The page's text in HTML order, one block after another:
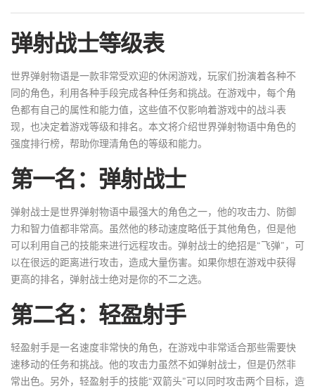
弹射战士等级表
世界弹射物语是一款非常受欢迎的休闲游戏，玩家们扮演着各种不
同的角色，利用各种手段完成各种任务和挑战。在游戏中，每个角
色都有自己的属性和能力值，这些值不仅影响着游戏中的战斗表
现，也决定着游戏等级和排名。本文将介绍世界弹射物语中角色的
强度排行榜，帮助你理清角色的等级和能力。
第一名：弹射战士
弹射战士是世界弹射物语中最强大的角色之一，他的攻击力、防御
力和智力值都非常高。虽然他的移动速度略低于其他角色，但是他
可以利用自己的技能来进行远程攻击。弹射战士的绝招是“飞弹”，可
以在很远的距离进行攻击，造成大量伤害。如果你想在游戏中获得
更高的排名，弹射战士绝对是你的不二之选。
第二名：轻盈射手
轻盈射手是一名速度非常快的角色，在游戏中非常适合那些需要快
速移动的任务和挑战。他的攻击力虽然不如弹射战士，但是仍然非
常出色。另外，轻盈射手的技能“双箭头”可以同时攻击两个目标，造